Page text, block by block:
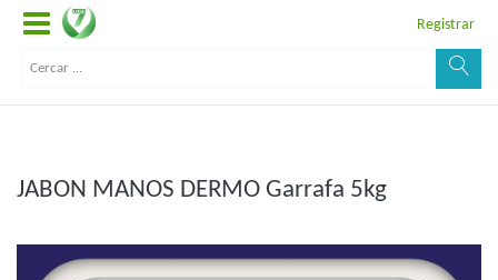
Registrar
JABON MANOS DERMO Garrafa 5kg